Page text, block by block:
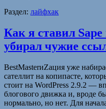
Раздел: лайфхак
Как я ставил
убирал чужие
BestMasterиZация уже
сателлит на копипасте,
стоит на WordPress 2.9.2 —
блогового движка и, вроде
нормально, но нет. Для